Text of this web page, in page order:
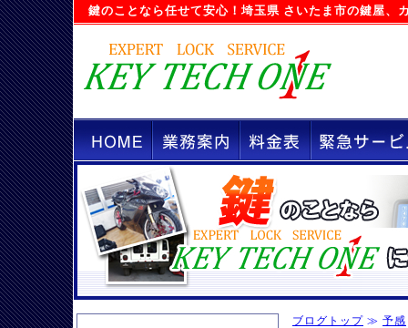
鍵のことなら任せて安心！ 埼玉県 さいたま市の鍵屋、
ブログトップ ≫ 予感